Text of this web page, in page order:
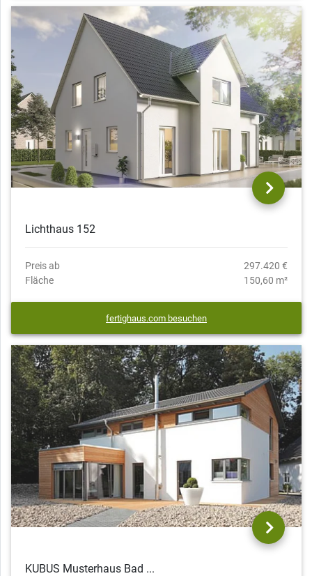
Lichthaus 152
Preis ab
297.420 €
Fläche
150,60 m²
fertighaus.com besuchen
KUBUS Musterhaus Bad ...